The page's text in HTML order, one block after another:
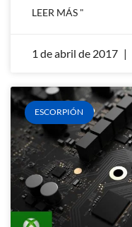
LEER MÁS "
1 de abril de 2017
ESCORPIÓN